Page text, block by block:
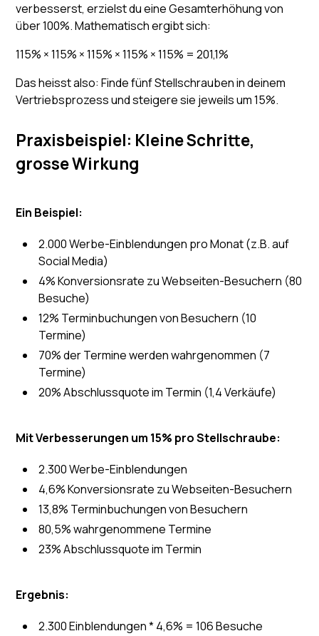
verbesserst, erzielst du eine Gesamterhöhung von
über 100%. Mathematisch ergibt sich:
115% × 115% × 115% × 115% × 115% = 201,1%
Das heisst also: Finde fünf Stellschrauben in deinem
Vertriebsprozess und steigere sie jeweils um 15%.
Praxisbeispiel: Kleine Schritte,
grosse Wirkung
Ein Beispiel:
2.000 Werbe-Einblendungen pro Monat (z.B. auf
Social Media)
4% Konversionsrate zu Webseiten-Besuchern (80
Besuche)
12% Terminbuchungen von Besuchern (10
Termine)
70% der Termine werden wahrgenommen (7
Termine)
20% Abschlussquote im Termin (1,4 Verkäufe)
Mit Verbesserungen um 15% pro Stellschraube:
2.300 Werbe-Einblendungen
4,6% Konversionsrate zu Webseiten-Besuchern
13,8% Terminbuchungen von Besuchern
80,5% wahrgenommene Termine
23% Abschlussquote im Termin
Ergebnis:
2.300 Einblendungen * 4,6% = 106 Besuche